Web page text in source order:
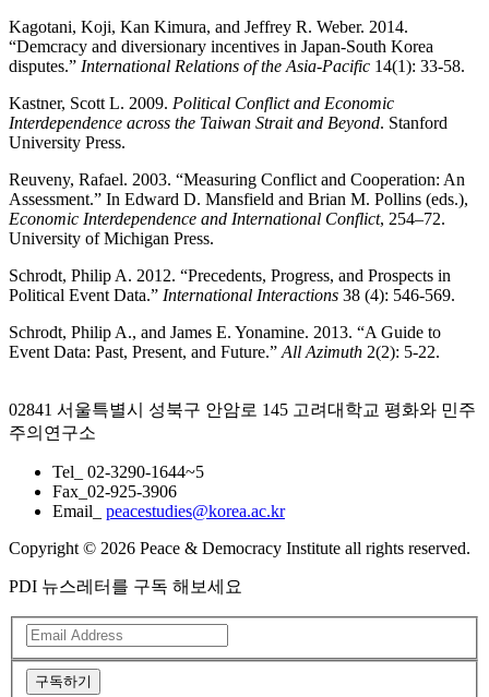
Kagotani, Koji, Kan Kimura, and Jeffrey R. Weber. 2014.
“Demcracy and diversionary incentives in Japan-South Korea
disputes.” International Relations of the Asia-Pacific 14(1): 33-58.
Kastner, Scott L. 2009. Political Conflict and Economic
Interdependence across the Taiwan Strait and Beyond. Stanford
University Press.
Reuveny, Rafael. 2003. “Measuring Conflict and Cooperation: An
Assessment.” In Edward D. Mansfield and Brian M. Pollins (eds.),
Economic Interdependence and International Conflict, 254–72.
University of Michigan Press.
Schrodt, Philip A. 2012. “Precedents, Progress, and Prospects in
Political Event Data.” International Interactions 38 (4): 546-569.
Schrodt, Philip A., and James E. Yonamine. 2013. “A Guide to
Event Data: Past, Present, and Future.” All Azimuth 2(2): 5-22.
02841 서울특별시 성북구 안암로 145 고려대학교 평화와 민주
주의연구소
Tel_ 02-3290-1644~5
Fax_02-925-3906
Email_ peacestudies@korea.ac.kr
Copyright © 2026 Peace & Democracy Institute all rights reserved.
PDI 뉴스레터를 구독 해보세요
구독하기